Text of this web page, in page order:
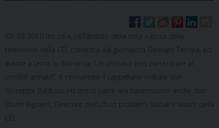
(05-03-2021) Ieri sera, nell’ambito della nota rubrica della
televisione della CEI, condotta dal giornalista Gennaro Ferrara, ed
avente a tema la domanda “Un cristiano può partecipare ai
conflitti armati?”, è intervenuto il cappellano militare don
Giuseppe Balducci. Ha preso parte alla trasmissione anche don
Bruno Bignami, Direttore dell’Ufficio problemi Sociali e lavoro della
CEI.